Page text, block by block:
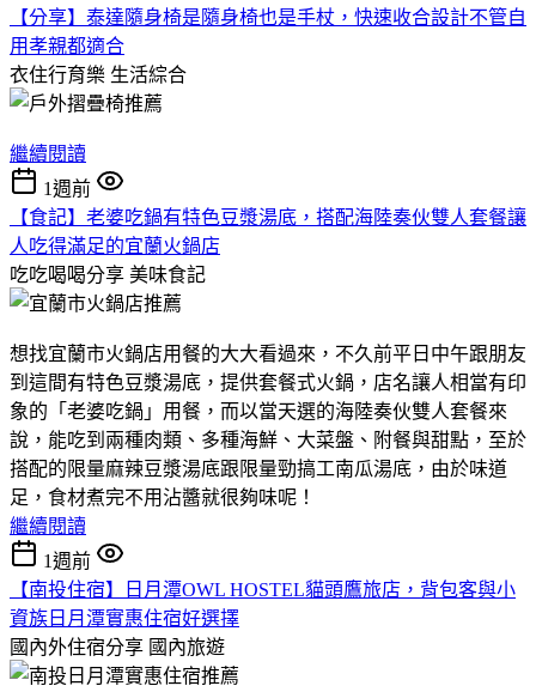
【分享】泰達隨身椅是隨身椅也是手杖，快速收合設計不管自
用孝親都適合
衣住行育樂 生活綜合
繼續閱讀
1週前
【食記】老婆吃鍋有特色豆漿湯底，搭配海陸奏伙雙人套餐讓
人吃得滿足的宜蘭火鍋店
吃吃喝喝分享 美味食記
想找宜蘭市火鍋店用餐的大大看過來，不久前平日中午跟朋友
到這間有特色豆漿湯底，提供套餐式火鍋，店名讓人相當有印
象的「老婆吃鍋」用餐，而以當天選的海陸奏伙雙人套餐來
說，能吃到兩種肉類、多種海鮮、大菜盤、附餐與甜點，至於
搭配的限量麻辣豆漿湯底跟限量勁搞工南瓜湯底，由於味道
足，食材煮完不用沾醬就很夠味呢！
繼續閱讀
1週前
【南投住宿】日月潭OWL HOSTEL貓頭鷹旅店，背包客與小
資族日月潭實惠住宿好選擇
國內外住宿分享 國內旅遊